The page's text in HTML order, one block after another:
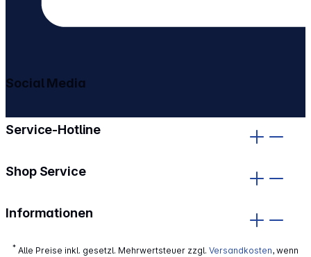
Service-Hotline
Shop Service
Informationen
Social Media
* Alle Preise inkl. gesetzl. Mehrwertsteuer zzgl. Versandkosten, wenn